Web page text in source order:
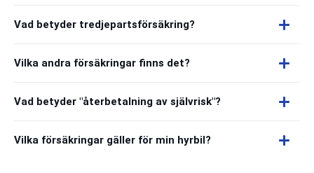
Vad betyder tredjepartsförsäkring?
Vilka andra försäkringar finns det?
Vad betyder "återbetalning av självrisk"?
Vilka försäkringar gäller för min hyrbil?